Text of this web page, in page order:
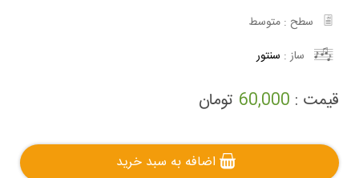
سطح : متوسط
ساز : سنتور
قیمت : 60,000 تومان
اضافه به سبد خرید